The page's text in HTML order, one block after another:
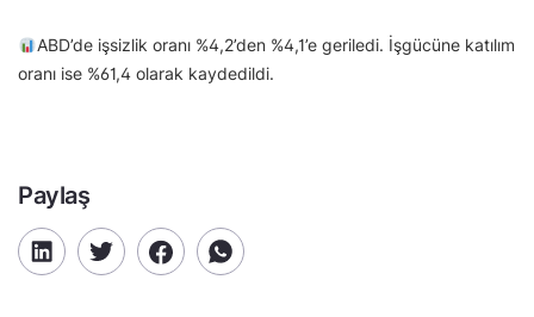
ABD’de işsizlik oranı %4,2’den %4,1’e geriledi. İşgücüne katılım
oranı ise %61,4 olarak kaydedildi.
Paylaş